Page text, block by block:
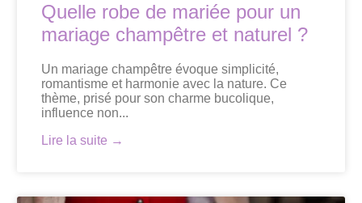
Quelle robe de mariée pour un
mariage champêtre et naturel ?
Un mariage champêtre évoque simplicité,
romantisme et harmonie avec la nature. Ce
thème, prisé pour son charme bucolique,
influence non...
Lire la suite →